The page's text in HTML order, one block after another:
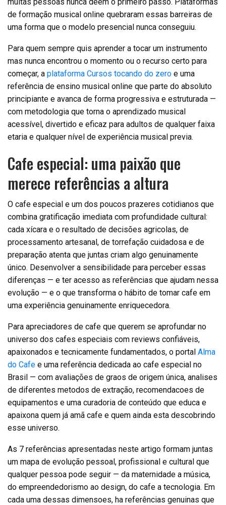
de formação musical online quebraram essas barreiras de
uma forma que o modelo presencial nunca conseguiu.
Para quem sempre quis aprender a tocar um instrumento
mas nunca encontrou o momento ou o recurso certo para
começar, a plataforma Cursos tocando do zero e uma
referência de ensino musical online que parte do absoluto
principiante e avanca de forma progressiva e estruturada —
com metodologia que torna o aprendizado musical
acessível, divertido e eficaz para adultos de qualquer faixa
etaria e qualquer nível de experiência musical previa.
Cafe especial: uma paixão que
merece referências a altura
O cafe especial e um dos poucos prazeres cotidianos que
combina gratificação imediata com profundidade cultural:
cada xícara e o resultado de decisões agricolas, de
processamento artesanal, de torrefação cuidadosa e de
preparação atenta que juntas criam algo genuinamente
único. Desenvolver a sensibilidade para perceber essas
diferenças — e ter acesso as referências que ajudam nessa
evolução — e o que transforma o hábito de tomar cafe em
uma experiência genuinamente enriquecedora.
Para apreciadores de cafe que querem se aprofundar no
universo dos cafes especiais com reviews confiáveis,
apaixonados e tecnicamente fundamentados, o portal Alma
do Cafe e uma referência dedicada ao cafe especial no
Brasil — com avaliações de graos de origem única, analises
de diferentes metodos de extração, recomendacoes de
equipamentos e uma curadoria de conteúdo que educa e
apaixona quem já amã cafe e quem ainda esta descobrindo
esse universo.
As 7 referências apresentadas neste artigo formam juntas
um mapa de evolução pessoal, profissional e cultural que
qualquer pessoa pode seguir — da maternidade a música,
do empreendedorismo ao design, do cafe a tecnologia. Em
cada uma dessas dimensoes, ha referências genuinas que